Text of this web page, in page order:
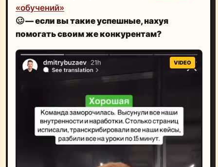
«обучений»
🥴— если вы такие успешные, нахуя
помогать своим же конкурентам?